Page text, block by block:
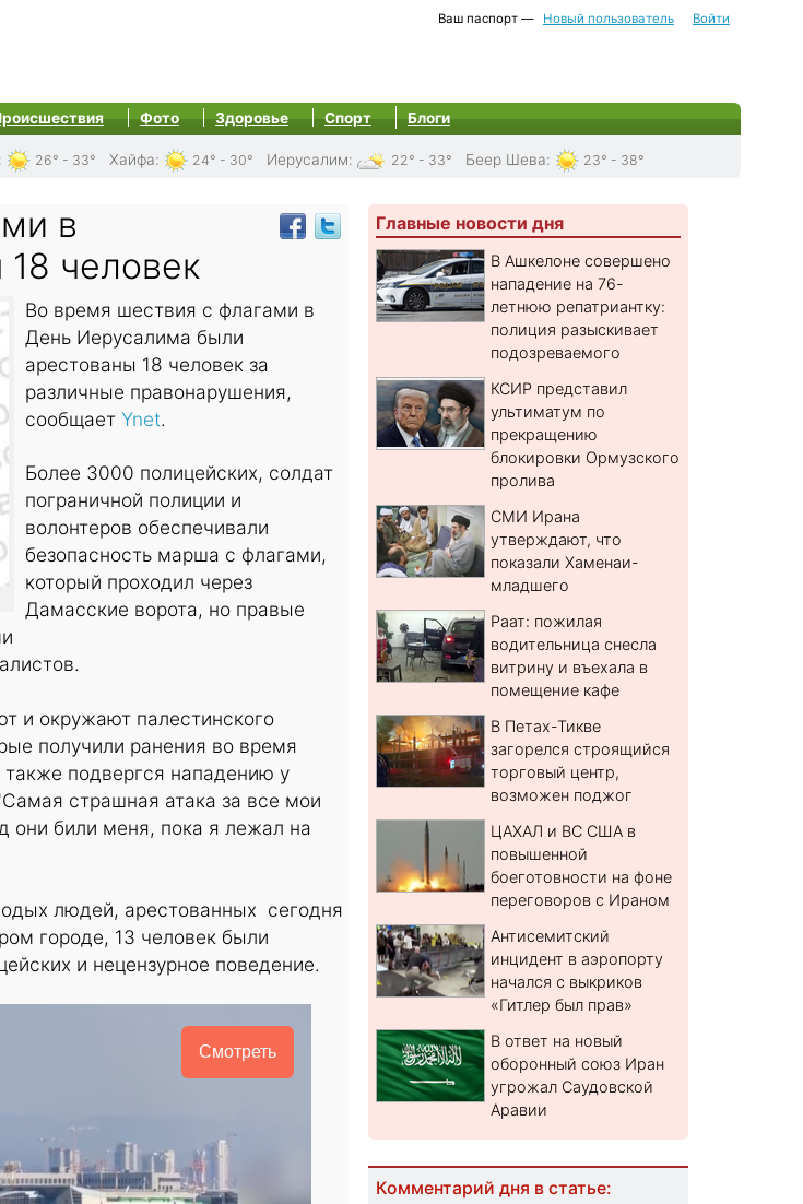
Ваш паспорт — Новый пользователь Войти
Фото Здоровье Спорт Блоги
: 26° - 33° Хайфа: 24° - 30° Иерусалим: 22° - 33° Беер Шева: 23° - 38°
в
человек
Во время шествия с флагами в
День Иерусалима были
арестованы 18 человек за
различные правонарушения,
сообщает Ynet.
Более 3000 полицейских, солдат
пограничной полиции и
волонтеров обеспечивали
безопасность марша с флагами,
который проходил через
Дамасские ворота, но правые
и окружают палестинского
получили ранения во время
подвергся нападению у
страшная атака за все мои
они били меня, пока я лежал на
людей, арестованных сегодня
городе, 13 человек были
и нецензурное поведение.
Смотреть
Главные новости дня
В Ашкелоне совершено
нападение на 76-
летнюю репатриантку:
полиция разыскивает
подозреваемого
КСИР представил
ультиматум по
прекращению
блокировки Ормузского
пролива
СМИ Ирана
утверждают, что
показали Хаменаи-
младшего
Раат: пожилая
водительница снесла
витрину и въехала в
помещение кафе
В Петах-Тикве
загорелся строящийся
торговый центр,
возможен поджог
ЦАХАЛ и ВС США в
повышенной
боеготовности на фоне
переговоров с Ираном
Антисемитский
инцидент в аэропорту
начался с выкриков
«Гитлер был прав»
В ответ на новый
оборонный союз Иран
угрожал Саудовской
Аравии
Комментарий дня в статье: